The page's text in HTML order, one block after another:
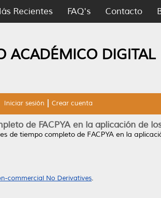
Recientes FAQ's Contacto
ACADÉMICO DIGITAL
Iniciar sesión Crear cuenta
de FACPYA en la aplicación de
de tiempo completo de FACPYA en la
commercial No Derivatives.